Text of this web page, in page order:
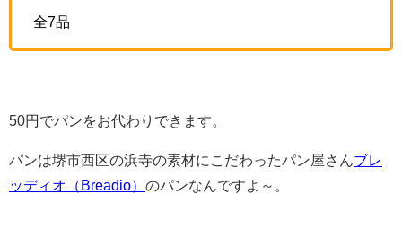
全7品
50円でパンをお代わりできます。
パンは堺市西区の浜寺の素材にこだわったパン屋さんブレ
ッディオ（Breadio） のパンなんですよ～。